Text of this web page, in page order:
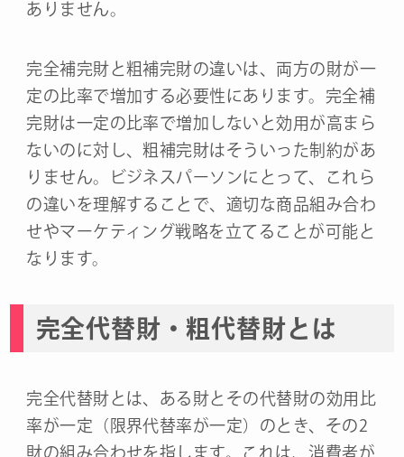
ありません。
完全補完財と粗補完財の違いは、両方の財が一
定の比率で増加する必要性にあります。完全補
完財は一定の比率で増加しないと効用が高まら
ないのに対し、粗補完財はそういった制約があ
りません。ビジネスパーソンにとって、これら
の違いを理解することで、適切な商品組み合わ
せやマーケティング戦略を立てることが可能と
なります。
完全代替財・粗代替財とは
完全代替財とは、ある財とその代替財の効用比
率が一定（限界代替率が一定）のとき、その2
財の組み合わせを指します。これは、消費者が